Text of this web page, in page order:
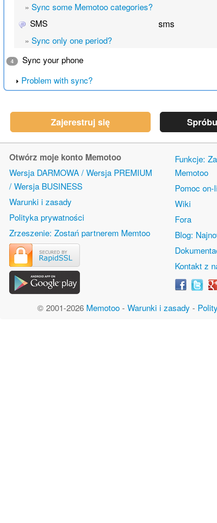
» Sync some Memotoo categories?
SMS
sms
» Sync only one period?
4
Sync your phone
Problem with sync?
Zajerestruj się
Otwórz moje konto Memotoo
Wersja DARMOWA / Wersja PREMIUM
/ Wersja BUSINESS
Warunki i zasady
Polityka prywatności
Zrzeszenie: Zostań partnerem Memtoo
Funkcje:
Memotoo
Pomoc on-
Wiki
Fora
Blog:
Kontakt z
© 2001-2026 Memotoo - Warunki i zasady -